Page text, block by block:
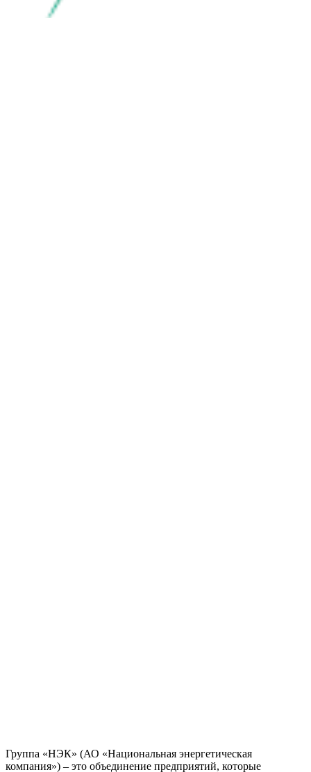
Группа «НЭК» (АО «Национальная энергетическая
компания») – это объединение предприятий, которые